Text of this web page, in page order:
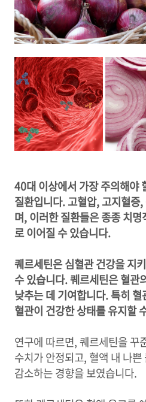
40대 이상에서 가장 주의해야
질환입니다. 고혈압, 고지혈증
며, 이러한 질환들은 종종 치
로 이어질 수 있습니다.
퀘르세틴은 심혈관 건강을 지
수 있습니다. 퀘르세틴은 혈관
낮추는 데 기여합니다. 특히
혈관이 건강한 상태를 유지할
연구에 따르면, 퀘르세틴을 꾸
수치가 안정되고, 혈액 내 나
감소하는 경향을 보였습니다.